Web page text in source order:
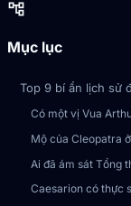
account_tree
Mục lục
Top 9 bí ẩn lịch sử
Có một vị Vua
Mộ của Cleopatra
Ai đã ám sát Tổng
Caesarion có thực